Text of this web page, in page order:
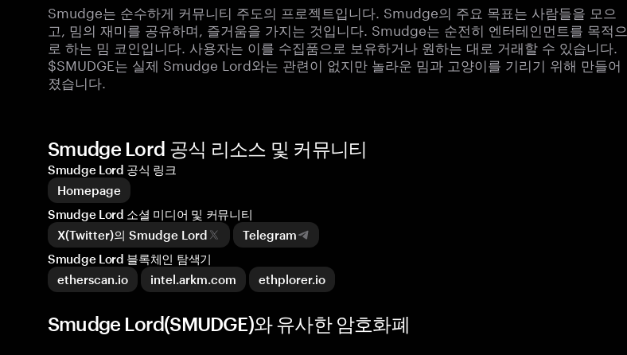
Smudge는 순수하게 커뮤니티 주도의 프로젝트입니다. Smudge의 주요 목표는 사람들을 모으
고, 밈의 재미를 공유하며, 즐거움을 가지는 것입니다. Smudge는 순전히 엔터테인먼트를 목적으
로 하는 밈 코인입니다. 사용자는 이를 수집품으로 보유하거나 원하는 대로 거래할 수 있습니다.
$SMUDGE는 실제 Smudge Lord와는 관련이 없지만 놀라운 밈과 고양이를 기리기 위해 만들어
졌습니다.
Smudge Lord 공식 리소스 및 커뮤니티
Smudge Lord 공식 링크
Homepage
Smudge Lord 소셜 미디어 및 커뮤니티
X(Twitter)의 Smudge Lord
Telegram
Smudge Lord 블록체인 탐색기
etherscan.io
intel.arkm.com ethplorer.io
Smudge Lord(SMUDGE)와 유사한 암호화폐